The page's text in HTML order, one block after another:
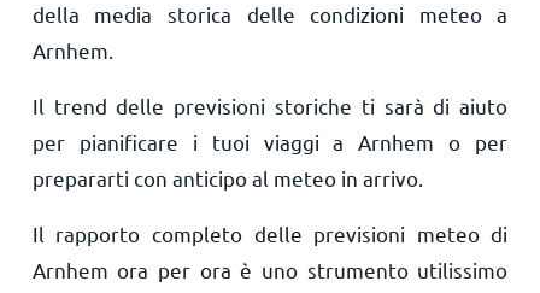
della media storica delle condizioni meteo a
Arnhem.
Il trend delle previsioni storiche ti sarà di aiuto
per pianificare i tuoi viaggi a Arnhem o per
prepararti con anticipo al meteo in arrivo.
Il rapporto completo delle previsioni meteo di
Arnhem ora per ora è uno strumento utilissimo